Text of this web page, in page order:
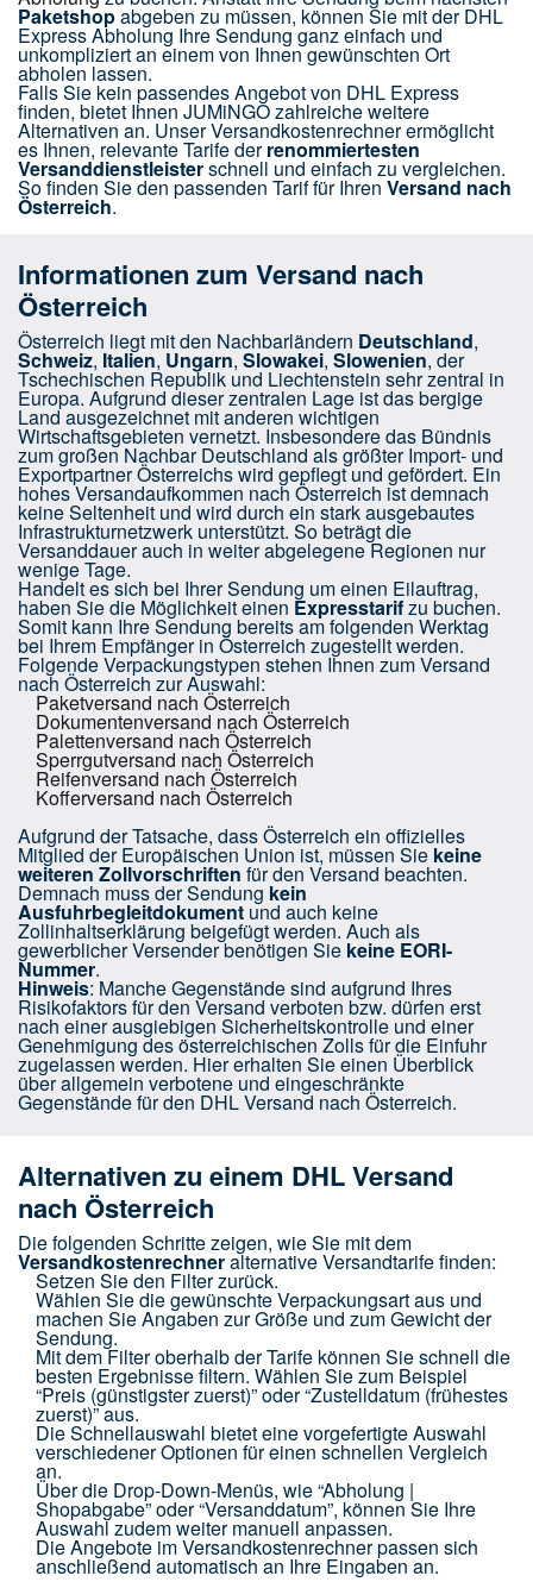
Paketshopabgeben zu müssen, können Sie mit der DHL
Express Abholung Ihre Sendung ganz einfach und
unkompliziert an einem von Ihnen gewünschten Ort
abholen lassen.
Falls Sie kein passendes Angebot von DHL Express
finden, bietet Ihnen JUMiNGO zahlreiche weitere
Alternativen an. Unser Versandkostenrechner ermöglicht
es Ihnen, relevante Tarife derrenommiertesten
Versanddienstleisterschnell und einfach zu vergleichen.
So finden Sie den passenden Tarif für Ihren Versand nach
Österreich.
Informationen zum Versand nach
Österreich
Österreich liegt mit den Nachbarländern Deutschland,
Schweiz, Italien, Ungarn, Slowakei, Slowenien, der
Tschechischen Republik und Liechtenstein sehr zentral in
Europa. Aufgrund dieser zentralen Lage ist das bergige
Land ausgezeichnet mit anderen wichtigen
Wirtschaftsgebieten vernetzt. Insbesondere das Bündnis
zum großen Nachbar Deutschland als größter Import- und
Exportpartner Österreichs wird gepflegt und gefördert. Ein
hohes Versandaufkommen nach Österreich ist demnach
keine Seltenheit und wird durch ein stark ausgebautes
Infrastrukturnetzwerk unterstützt. So beträgt die
Versanddauer auch in weiter abgelegene Regionen nur
wenige Tage.
Handelt es sich bei Ihrer Sendung um einen Eilauftrag,
haben Sie die Möglichkeit einen Expresstarifzu buchen.
Somit kann Ihre Sendung bereits am folgenden Werktag
bei Ihrem Empfänger in Österreich zugestellt werden.
Folgende Verpackungstypen stehen Ihnen zum Versand
nach Österreich zur Auswahl:
Paketversand nach Österreich
Dokumentenversand nach Österreich
Palettenversand nach Österreich
Sperrgutversand nach Österreich
Reifenversand nach Österreich
Kofferversand nach Österreich
Aufgrund der Tatsache, dass Österreich ein offizielles
Mitglied der Europäischen Union ist, müssen Sie keine
weiteren Zollvorschriften für den Versand beachten.
Demnach muss der Sendung kein
Ausfuhrbegleitdokument und auch keine
Zollinhaltserklärung beigefügt werden. Auch als
gewerblicher Versender benötigen Sie keine EORI-
Nummer.
Hinweis: Manche Gegenstände sind aufgrund Ihres
Risikofaktors für den Versand verboten bzw. dürfen erst
nach einer ausgiebigen Sicherheitskontrolle und einer
Genehmigung des österreichischen Zolls für die Einfuhr
zugelassen werden. Hier erhalten Sie einen Überblick
über allgemein verbotene und eingeschränkte
Gegenstände für den DHL Versand nach Österreich.
Alternativen zu einem DHL Versand
nach Österreich
Die folgenden Schritte zeigen, wie Sie mit dem
Versandkostenrechneralternative Versandtarife finden:
Setzen Sie den Filter zurück.
Wählen Sie die gewünschte Verpackungsart aus und
machen Sie Angaben zur Größe und zum Gewicht der
Sendung.
Mit dem Filter oberhalb der Tarife können Sie schnell die
besten Ergebnisse filtern. Wählen Sie zum Beispiel
“Preis (günstigster zuerst)” oder “Zustelldatum (frühestes
zuerst)” aus.
Die Schnellauswahl bietet eine vorgefertigte Auswahl
verschiedener Optionen für einen schnellen Vergleich
an.
Über die Drop-Down-Menüs, wie “Abholung |
Shopabgabe” oder “Versanddatum”, können Sie Ihre
Auswahl zudem weiter manuell anpassen.
Die Angebote im Versandkostenrechner passen sich
anschließend automatisch an Ihre Eingaben an.